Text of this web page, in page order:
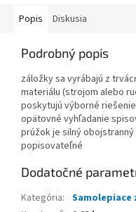
Popis Diskusia
Podrobný popis
záložky sa vyrábajú z
materiálu (strojom alebo
poskytujú výborné
opätovné vyhľadanie
prúžok je silný
popisovateľné
Dodatočné
Kategória: Samolepiace